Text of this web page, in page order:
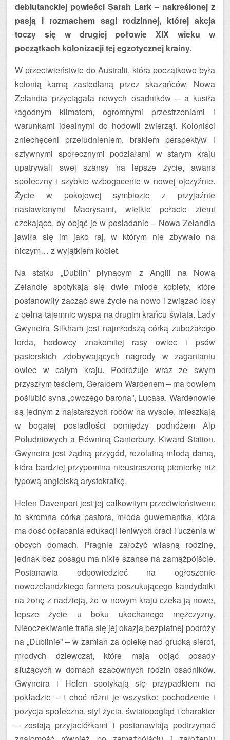
debiutanckiej powieści Sarah Lark – nakreślonej z
pasją i rozmachem sagi rodzinnej, której akcja
toczy się w drugiej połowie XIX wieku w
początkach kolonizacji tej egzotycznej krainy.
W przeciwieństwie do Australii, która początkowo była
kolonią karną zasiedlaną przez skazańców, Nowa
Zelandia przyciągała nowych osadników – a kusiła
łagodnym klimatem, ogromnymi przestrzeniami i
warunkami idealnymi do hodowli zwierząt. Koloniści
zniechęceni przeludnieniem, brakiem perspektyw i
sztywnymi społecznymi podziałami w starym kraju
upatrywali swej szansy na lepsze życie, awans
społeczny i szybkie wzbogacenie w nowej ojczyźnie.
Życie w pokojowej symbiozie z przyjaźnie
nastawionymi Maorysami, wielkie połacie ziemi
czekające, by objąć je w posiadanie – Nowa Zelandia
jawiła się im jako raj, w którym nie zbywało na
niczym… z wyjątkiem kobiet.
Na statku „Dublin” płynącym z Anglii na Nową
Zelandię spotykają się dwie młode kobiety, które
postanowiły zacząć swe życie na nowo i związać losy
z pełną tajemnic wyspą na drugim krańcu świata. Lady
Gwyneira Silkham jest najmłodszą córką zubożałego
lorda, hodowcy znakomitej rasy owiec i psów
pasterskich zdobywających nagrody w zaganianiu
owiec w całym kraju. Podróżuje wraz ze swym
przyszłym teściem, Geraldem Wardenem – ma bowiem
poślubić syna „owczego barona”, Lucasa. Wardenowie
są jednym z najstarszych rodów na wyspie, mieszkają
w bogatej posiadłości pomiędzy podnóżem Alp
Południowych a Równiną Canterbury, Kiward Station.
Gwyneira jest żądną przygód, rezolutną młodą damą,
która bardziej przypomina nieustraszoną pionierkę niż
typową angielską arystokratkę.
Helen Davenport jest jej całkowitym przeciwieństwem:
to skromna córka pastora, młoda guwernantka, która
ma dość opłacania edukacji leniwych braci i uczenia w
obcych domach. Pragnie założyć własną rodzinę,
jednak bez posagu ma nikłe szanse na zamążpójście.
Postanawia odpowiedzieć na ogłoszenie
nowozelandzkiego farmera poszukującego kandydatki
na żonę z nadzieją, że w nowym kraju czeka ją nowe,
lepsze życie u boku ukochanego mężczyzny.
Nieoczekiwanie trafia się jej okazja bezpłatnej podróży
na „Dublinie” – w zamian za opiekę nad grupką sierot,
młodych dziewcząt, które mają objąć posady
służących w domach szacownych rodzin osadników.
Gwyneira i Helen spotykają się przypadkiem na
pokładzie – i choć różni je wszystko: pochodzenie i
pozycja społeczna, styl życia, światopogląd i charakter
– zostają przyjaciółkami i postanawiają podtrzymać